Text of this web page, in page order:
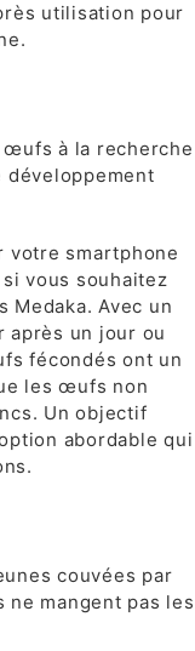
utilisation pour
à la recherche
développement
votre smartphone
vous souhaitez
Avec un
après un jour ou
fécondés ont un
les œufs non
Un objectif
abordable qui
couvées par
mangent pas les